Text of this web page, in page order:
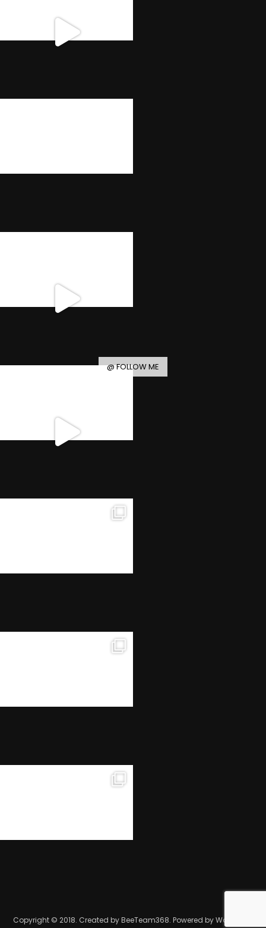
@ FOLLOW ME
Copyright © 2018. Created by BeeTeam368. Powered by WordPress